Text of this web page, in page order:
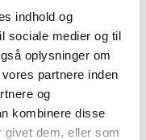
indhold og
sociale medier og til
oplysninger om
partnere inden
og
kombinere disse
givet dem, eller som